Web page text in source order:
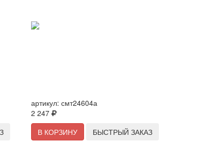
артикул:смт24604а
2 247
В КОРЗИНУ
БЫСТРЫЙ ЗАКАЗ